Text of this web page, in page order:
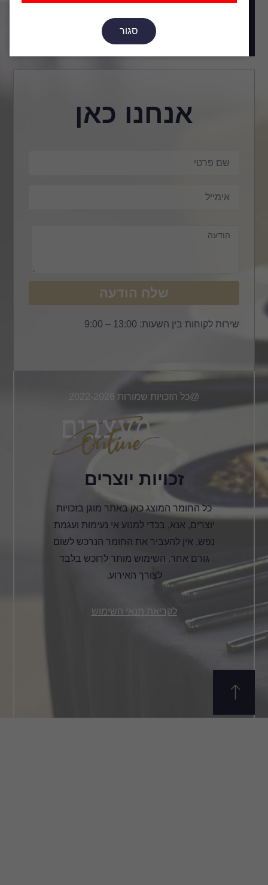
סגור
אנחנו כאן
שלח הודעה
שירות לקוחות בין השעות: 13:00 – 9:00
@כל הזכויות שמורות 2022-2026
זכויות יוצרים
כל החומר המוצג כאן באתר מוגן בזכויות
יוצרים, אנא, בכדי למנוע אי נעימות ועגמת
נפש, אין להעביר את החומר הנרכש לשום
גורם אחר. השימוש מותר לרוכש בלבד
לצורך האירוע.
לקריאת תנאי השימוש